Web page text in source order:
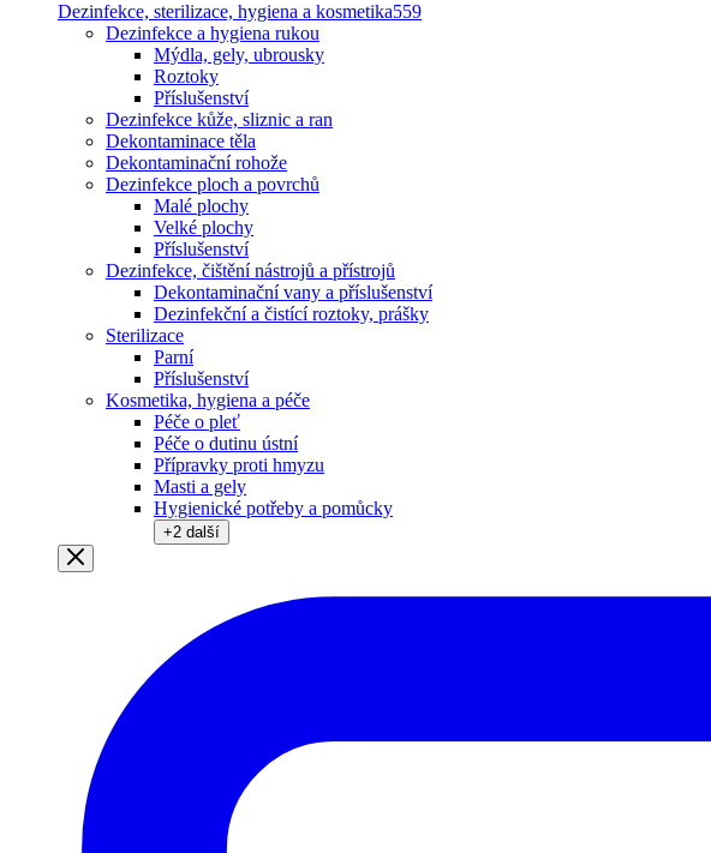
Dezinfekce, sterilizace, hygiena a kosmetika559
Dezinfekce a hygiena rukou
Mýdla, gely, ubrousky
Roztoky
Příslušenství
Dezinfekce kůže, sliznic a ran
Dekontaminace těla
Dekontaminační rohože
Dezinfekce ploch a povrchů
Malé plochy
Velké plochy
Příslušenství
Dezinfekce, čištění nástrojů a přístrojů
Dekontaminační vany a příslušenství
Dezinfekční a čistící roztoky, prášky
Sterilizace
Parní
Příslušenství
Kosmetika, hygiena a péče
Péče o pleť
Péče o dutinu ústní
Přípravky proti hmyzu
Masti a gely
Hygienické potřeby a pomůcky
+2 další